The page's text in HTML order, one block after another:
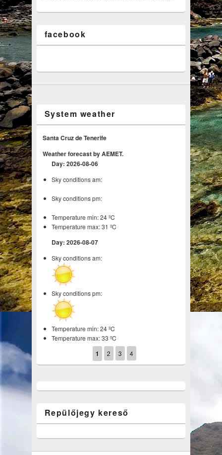
facebook
System weather
Santa Cruz de Tenerife
Weather forecast by AEMET.
Day: 2026-08-06
Sky conditions am:
Sky conditions pm:
Temperature min: 24 ºC
Temperature max: 31 ºC
Day: 2026-08-07
Sky conditions am:
Sky conditions pm:
Temperature min: 24 ºC
Temperature max: 33 ºC
1 2 3 4
Repülőjegy kereső